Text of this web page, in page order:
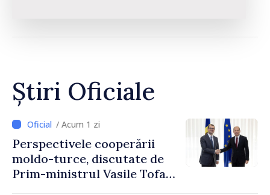
Știri Oficiale
/ Acum 1 zi
Perspectivele cooperării
moldo-turce, discutate de
Prim-ministrul Vasile Tofan